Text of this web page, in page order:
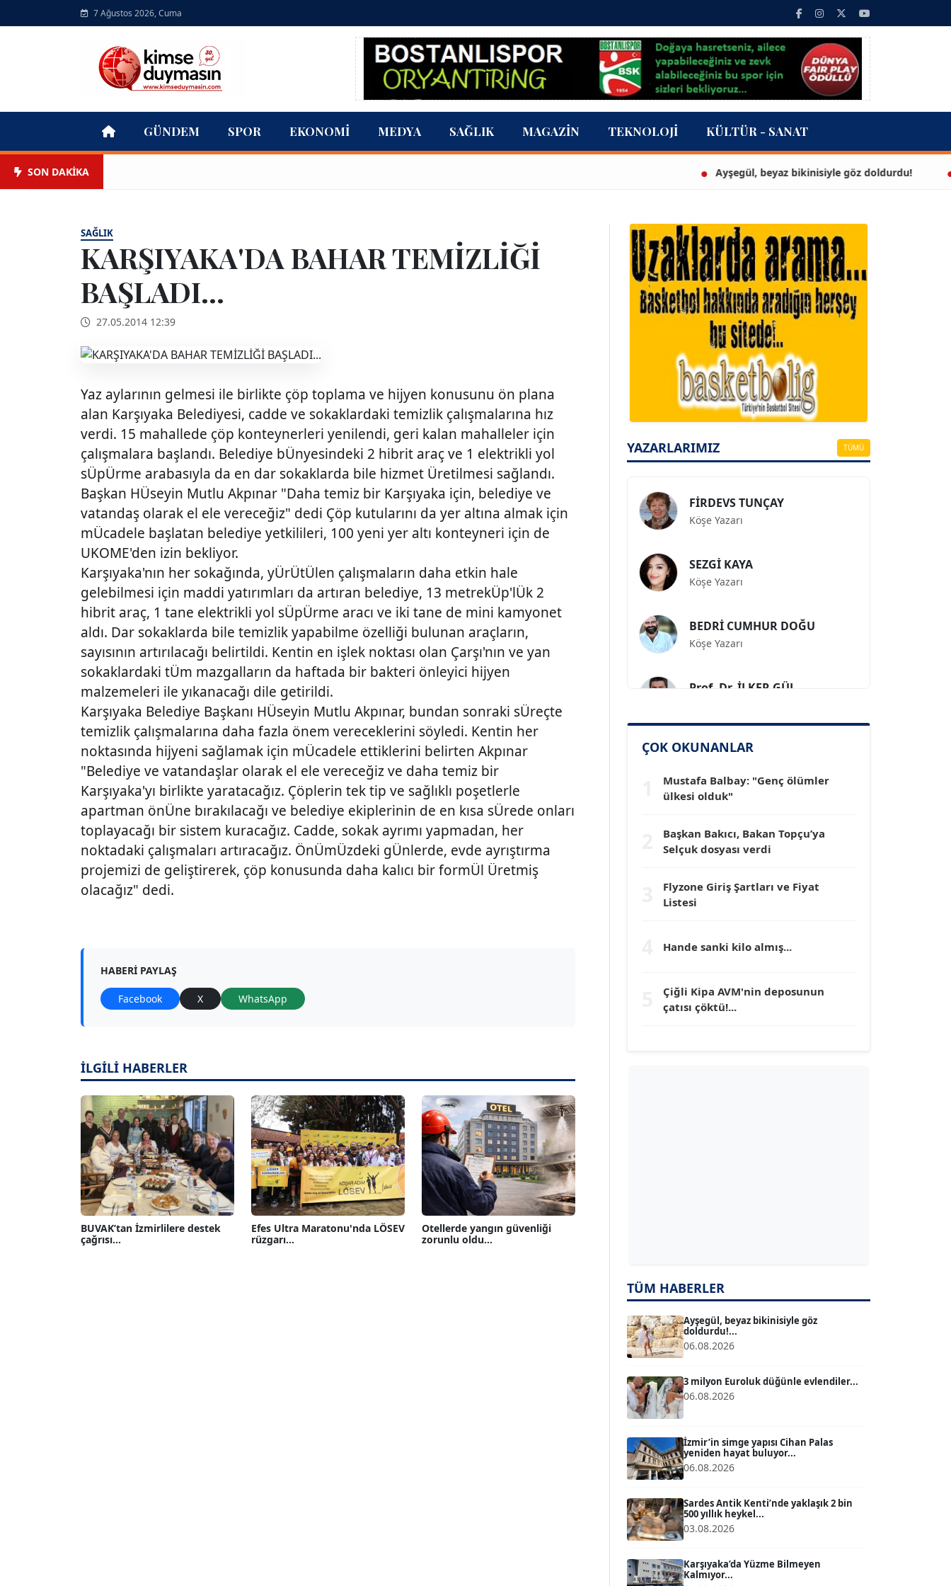
7 Ağustos 2026, Cuma
GÜNDEM SPOR EKONOMI MEDYA SAĞLIK MAGAZIN TEKNOLOJI KÜLTÜR - SANAT
SON DAKİKA Ayşegül, beyaz bikinisiyle göz doldurdu! 3
SAĞLIK
KARŞIYAKA'DA BAHAR TEMİZLİĞİ
BAŞLADI...
27.05.2014 12:39
Yaz aylarının gelmesi ile birlikte çöp toplama ve hijyen konusunu ön plana
alan Karşıyaka Belediyesi, cadde ve sokaklardaki temizlik çalışmalarına hız
verdi. 15 mahallede çöp konteynerleri yenilendi, geri kalan mahalleler için
çalışmalara başlandı. Belediye bÜnyesindeki 2 hibrit araç ve 1 elektrikli yol
sÜpÜrme arabasıyla da en dar sokaklarda bile hizmet Üretilmesi sağlandı.
Başkan HÜseyin Mutlu Akpınar "Daha temiz bir Karşıyaka için, belediye ve
vatandaş olarak el ele vereceğiz" dedi Çöp kutularını da yer altına almak için
mÜcadele başlatan belediye yetkilileri, 100 yeni yer altı konteyneri için de
UKOME'den izin bekliyor.
Karşıyaka'nın her sokağında, yÜrÜtÜlen çalışmaların daha etkin hale
gelebilmesi için maddi yatırımları da artıran belediye, 13 metrekÜp'lÜk 2
hibrit araç, 1 tane elektrikli yol sÜpÜrme aracı ve iki tane de mini kamyonet
aldı. Dar sokaklarda bile temizlik yapabilme özelliği bulunan araçların,
sayısının artırılacağı belirtildi. Kentin en işlek noktası olan Çarşı'nın ve yan
sokaklardaki tÜm mazgalların da haftada bir bakteri önleyici hijyen
malzemeleri ile yıkanacağı dile getirildi.
Karşıyaka Belediye Başkanı HÜseyin Mutlu Akpınar, bundan sonraki sÜreçte
temizlik çalışmalarına daha fazla önem vereceklerini söyledi. Kentin her
noktasında hijyeni sağlamak için mÜcadele ettiklerini belirten Akpınar
"Belediye ve vatandaşlar olarak el ele vereceğiz ve daha temiz bir
Karşıyaka'yı birlikte yaratacağız. Çöplerin tek tip ve sağlıklı poşetlerle
apartman önÜne bırakılacağı ve belediye ekiplerinin de en kısa sÜrede onları
toplayacağı bir sistem kuracağız. Cadde, sokak ayrımı yapmadan, her
noktadaki çalışmaları artıracağız. ÖnÜmÜzdeki gÜnlerde, evde ayrıştırma
projemizi de geliştirerek, çöp konusunda daha kalıcı bir formÜl Üretmiş
olacağız" dedi.
HABERI PAYLAŞ
Facebook X WhatsApp
İLGİLİ HABERLER
BUVAK’tan İzmirlilere destek
çağrısı...
Efes Ultra Maratonu'nda LÖSEV
rüzgarı...
Otellerde yangın güvenliği
zorunlu oldu...
YAZARLARIMIZ TÜMÜ
A. BAHRİ VRESKALA
Köşe Yazarı
ESAT ERÇETİNGÖZ
Köşe Yazarı
Köşe Yazarı
Köşe Yazarı
Köşe Yazarı
Köşe Yazarı
Köşe Yazarı
Dr. HAKAN TARTAN
Prof. Dr. YÜCEL OCAK
Köşe Yazarı
T TUĞÇE TUĞSAVUL BAYSOY
ATİLLA KÖPRÜLÜOĞLU
MERT ERBOY
B BÜLENT SAĞLAM
ÇOK OKUNANLAR
Mustafa Balbay: "Genç ölümler
ülkesi olduk"
Başkan Bakıcı, Bakan Topçu’ya
Selçuk dosyası verdi
Flyzone Giriş Şartları ve Fiyat
Listesi
Hande sanki kilo almış...
Çiğli Kipa AVM'nin deposunun
çatısı çöktü!...
TÜM HABERLER
Ayşegül, beyaz bikinisiyle göz
doldurdu!...
06.08.2026
3 milyon Euroluk düğünle evlendiler...
06.08.2026
İzmir’in simge yapısı Cihan Palas
yeniden hayat buluyor...
06.08.2026
Sardes Antik Kenti’nde yaklaşık 2 bin
500 yıllık heykel...
03.08.2026
Karşıyaka’da Yüzme Bilmeyen
Kalmıyor...